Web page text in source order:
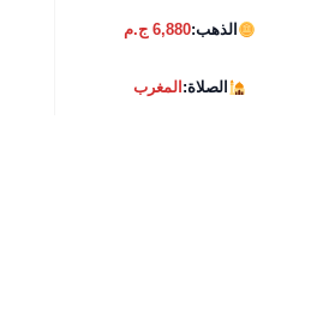
الذهب:6,880 ج.م
الصلاة:المغرب